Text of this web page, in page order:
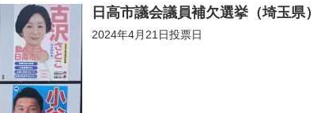
日高市議会議員補欠選挙（埼玉県）
2024年4月21日投票日